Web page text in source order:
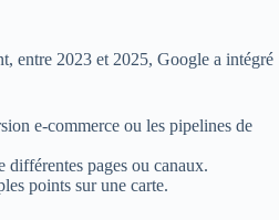
entre 2023 et 2025, Google a intégré
e-commerce ou les pipelines de
différentes pages ou canaux.
points sur une carte.